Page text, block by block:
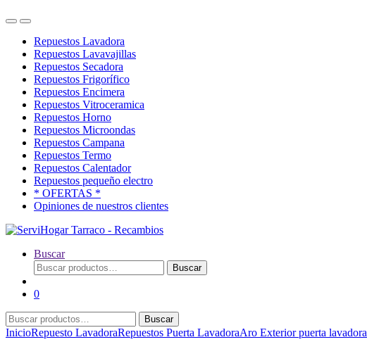
OpenClose
Repuestos Lavadora
Repuestos Lavavajillas
Repuestos Secadora
Repuestos Frigorífico
Repuestos Encimera
Repuestos Vitroceramica
Repuestos Horno
Repuestos Microondas
Repuestos Campana
Repuestos Termo
Repuestos Calentador
Repuestos pequeño electro
* OFERTAS *
Opiniones de nuestros clientes
Buscar
Buscar
por:
Buscar
0
Buscar
por:
Buscar
InicioRepuesto LavadoraRepuestos Puerta LavadoraAro Exterior puerta lavadora